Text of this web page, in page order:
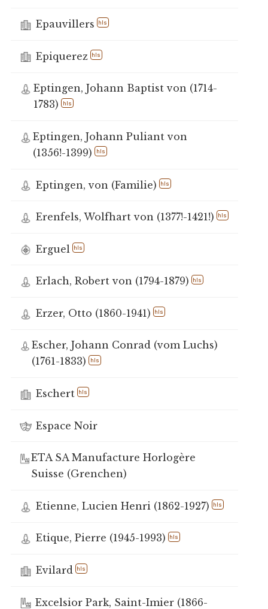
Epauvillers hls
Epiquerez hls
Eptingen, Johann Baptist von (1714-
1783)
hls
Eptingen, Johann Puliant von
(1356!-1399)
hls
Eptingen, von (Familie) hls
Erenfels, Wolfhart von (1377!-1421!) hls
Erguel hls
Erlach, Robert von (1794-1879) hls
Erzer, Otto (1860-1941) hls
Escher, Johann Conrad (vom Luchs)
(1761-1833)
hls
Eschert hls
Espace Noir
ETA SA Manufacture Horlogère
Suisse (Grenchen)
Etienne, Lucien Henri (1862-1927) hls
Etique, Pierre (1945-1993) hls
Evilard hls
Excelsior Park, Saint-Imier (1866-